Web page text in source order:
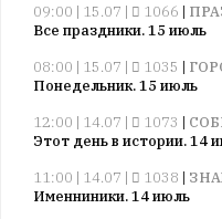
принимаются
восторга.
Главный
редактор
Армен
09:00 | 15.07 |
1066 |
Все праздники. 15 июль
08:00 | 15.07 |
1035 |
Понедельник. 15 июль
12:00 | 14.07 |
1073 |
Этот день в истории. 14
11:00 | 14.07 |
1038 |
Именниники. 14 июль